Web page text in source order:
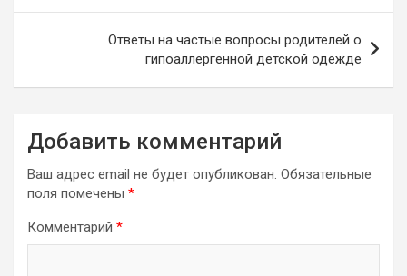
записям
Ответы на частые вопросы родителей о
гипоаллергенной детской одежде
Добавить комментарий
Ваш адрес email не будет опубликован. Обязательные
поля помечены *
Комментарий *